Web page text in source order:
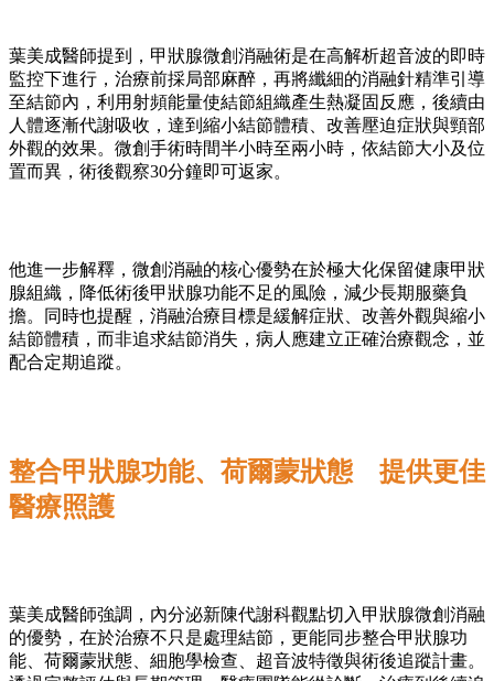
葉美成醫師提到，甲狀腺微創消融術是在高解析超音波的即時
監控下進行，治療前採局部麻醉，再將纖細的消融針精準引導
至結節內，利用射頻能量使結節組織產生熱凝固反應，後續由
人體逐漸代謝吸收，達到縮小結節體積、改善壓迫症狀與頸部
外觀的效果。微創手術時間半小時至兩小時，依結節大小及位
置而異，術後觀察30分鐘即可返家。
他進一步解釋，微創消融的核心優勢在於極大化保留健康甲狀
腺組織，降低術後甲狀腺功能不足的風險，減少長期服藥負
擔。同時也提醒，消融治療目標是緩解症狀、改善外觀與縮小
結節體積，而非追求結節消失，病人應建立正確治療觀念，並
配合定期追蹤。
整合甲狀腺功能、荷爾蒙狀態 提供更佳
醫療照護
葉美成醫師強調，內分泌新陳代謝科觀點切入甲狀腺微創消融
的優勢，在於治療不只是處理結節，更能同步整合甲狀腺功
能、荷爾蒙狀態、細胞學檢查、超音波特徵與術後追蹤計畫。